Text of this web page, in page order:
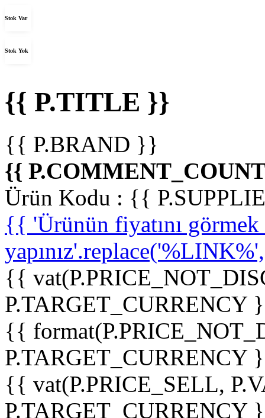
Stok Var
Stok Yok
{{ P.TITLE }}
{{ P.BRAND }}
{{
Ürün Kodu : {{
{{ 'Ürünün fiyatını
{{
P.TARGET_CURRENCY
{{
P.TARGET_CURRENCY
{{ vat(P.PRICE_SELL,
P.TARGET_CURRENCY